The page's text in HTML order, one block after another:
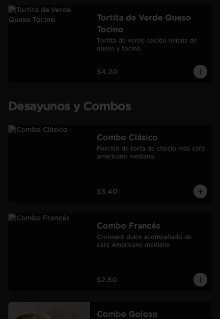
Tortita de Verde Queso
Tocino
Tortita de verde cocido rellena de
queso y tocino.
$4.20
Desayunos y Combos
Combo Clásico
Porción de torta de choclo más café
americano mediano
$3.40
Combo Francés
Croissant dulce acompañado de
café Americano mediano
$2.50
Combo Goloso